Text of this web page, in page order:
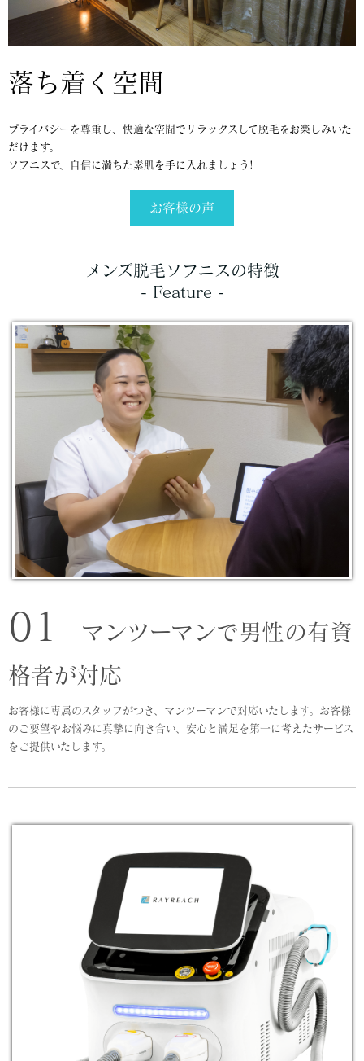
落ち着く空間
プライバシーを尊重し、快適な空間でリラックスして脱毛をお楽しみいた
だけます。
ソフニスで、自信に満ちた素肌を手に入れましょう!
お客様の声
メンズ脱毛ソフニスの特徴
- Feature -
01
マンツーマンで男性の有資
格者が対応
お客様に専属のスタッフがつき、マンツーマンで対応いたします。お客様
のご要望やお悩みに真摯に向き合い、安心と満足を第一に考えたサービス
をご提供いたします。